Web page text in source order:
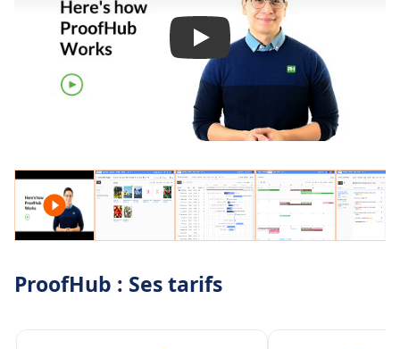
ProofHub : Ses tarifs